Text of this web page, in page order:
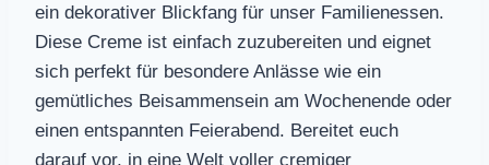
ein dekorativer Blickfang für unser Familienessen.
Diese Creme ist einfach zuzubereiten und eignet
sich perfekt für besondere Anlässe wie ein
gemütliches Beisammensein am Wochenende oder
einen entspannten Feierabend. Bereitet euch
darauf vor, in eine Welt voller cremiger